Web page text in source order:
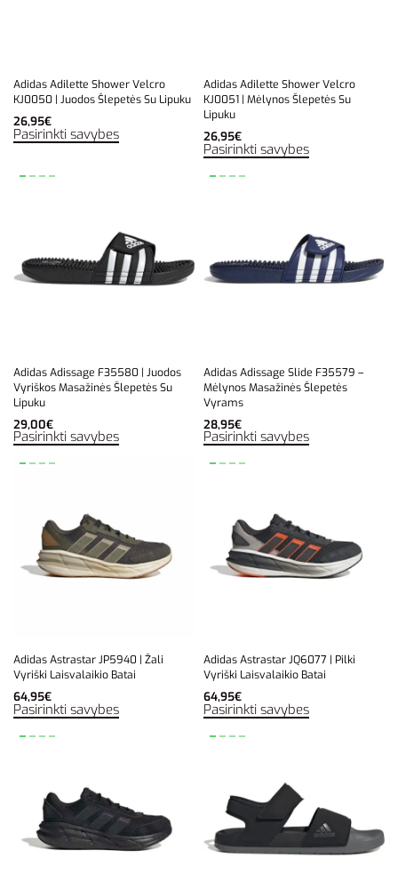
Adidas Adilette Shower Velcro
KJ0050 | Juodos Šlepetės Su Lipuku
26,95€
Pasirinkti savybes
Adidas Adilette Shower Velcro
KJ0051 | Mėlynos Šlepetės Su
Lipuku
26,95€
Pasirinkti savybes
Adidas Adissage F35580 | Juodos
Vyriškos Masažinės Šlepetės Su
Lipuku
29,00€
Pasirinkti savybes
Adidas Adissage Slide F35579 –
Mėlynos Masažinės Šlepetės
Vyrams
28,95€
Pasirinkti savybes
Adidas Astrastar JP5940 | Žali
Vyriški Laisvalaikio Batai
64,95€
Pasirinkti savybes
Adidas Astrastar JQ6077 | Pilki
Vyriški Laisvalaikio Batai
64,95€
Pasirinkti savybes